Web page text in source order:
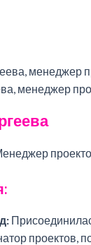
менеджер
проектов,